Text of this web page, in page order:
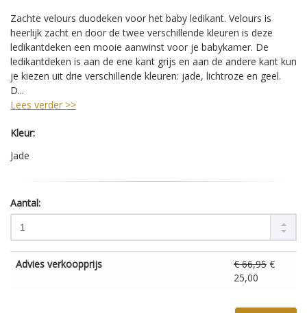
Zachte velours duodeken voor het baby ledikant. Velours is
heerlijk zacht en door de twee verschillende kleuren is deze
ledikantdeken een mooie aanwinst voor je babykamer. De
ledikantdeken is aan de ene kant grijs en aan de andere kant kun
je kiezen uit drie verschillende kleuren: jade, lichtroze en geel.
D...
Lees verder >>
Kleur:
Jade
Aantal:
Advies verkoopprijs € 66,95 €
25,00